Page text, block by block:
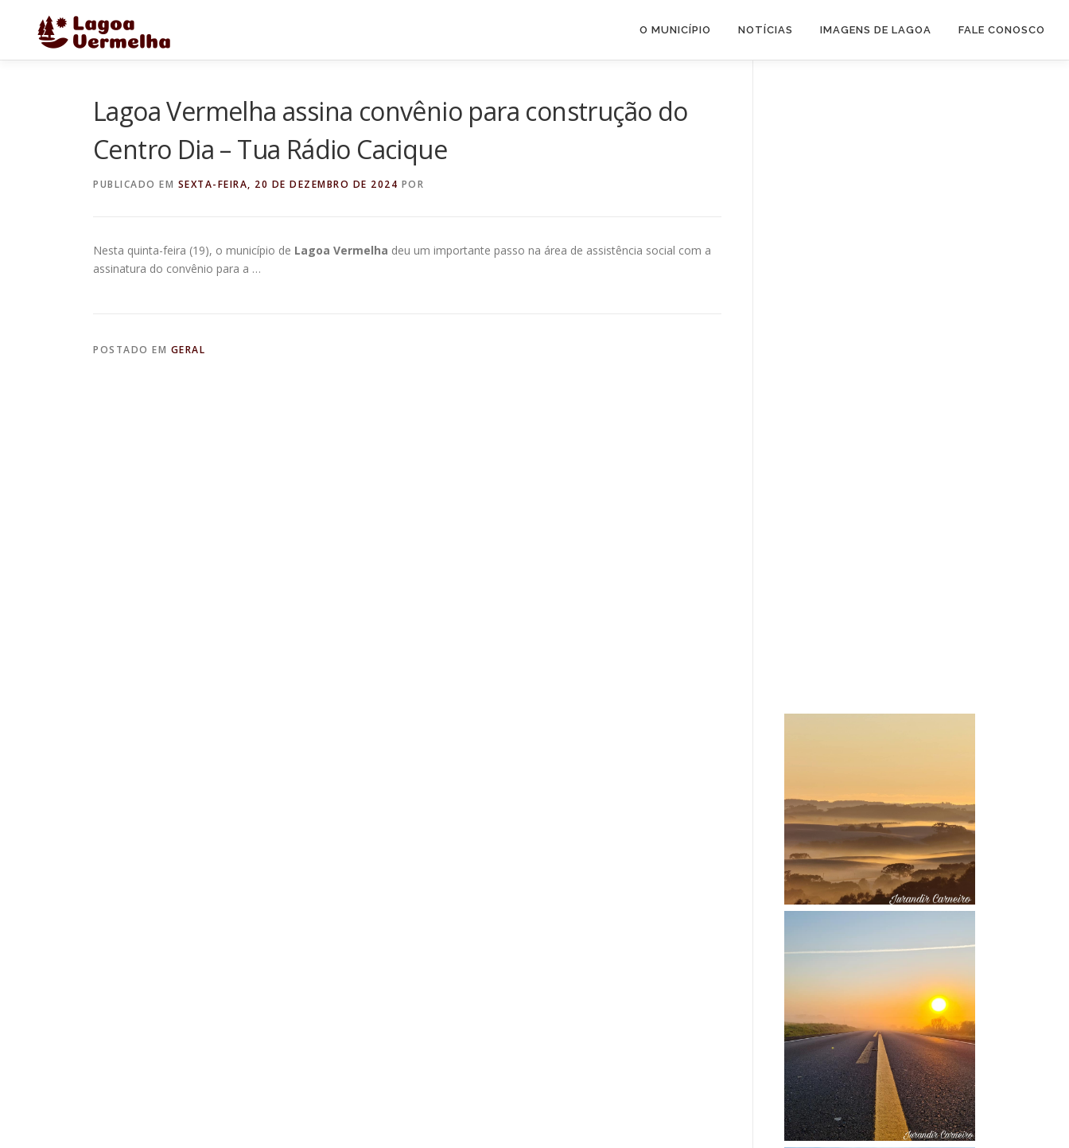
conteúdo
O MUNICÍPIO NOTÍCIAS IMAGENS DE LAGOA FALE CONOSCO
Lagoa Vermelha assina convênio para construção do
Centro Dia – Tua Rádio Cacique
PUBLICADO EM SEXTA-FEIRA, 20 DE DEZEMBRO DE 2024 POR
Nesta quinta-feira (19), o município de Lagoa Vermelha deu um importante passo na área de assistência social com a
assinatura do convênio para a …
POSTADO EM GERAL